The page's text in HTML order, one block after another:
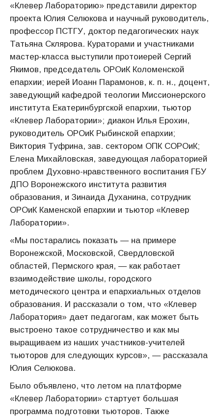
«Клевер Лабораторию» представили директор
проекта Юлия Селюкова и научный руководитель,
профессор ПСТГУ, доктор педагогических наук
Татьяна Склярова. Кураторами и участниками
мастер-класса выступили протоиерей Сергий
Якимов, председатель ОРОиК Коломенской
епархии; иерей Иоанн Парамонов, к. п. н., доцент,
заведующий кафедрой теологии Миссионерского
института Екатеринбургской епархии, тьютор
«Клевер Лаборатории»; диакон Илья Ерохин,
руководитель ОРОиК Рыбинской епархии;
Виктория Туфрина, зав. сектором ОПК СОРОиК;
Елена Михайловская, заведующая лабораторией
проблем Духовно-нравственного воспитания ГБУ
ДПО Воронежского института развития
образования, и Зинаида Духанина, сотрудник
ОРОиК Каменской епархии и тьютор «Клевер
Лаборатории».
«Мы постарались показать — на примере
Воронежской, Московской, Свердловской
областей, Пермского края, — как работает
взаимодействие школы, городского
методического центра и епархиальных отделов
образования. И рассказали о том, что «Клевер
Лаборатория» дает педагогам, как может быть
выстроено такое сотрудничество и как мы
выращиваем из наших участников-учителей
тьюторов для следующих курсов», — рассказала
Юлия Селюкова.
Было объявлено, что летом на платформе
«Клевер Лаборатории» стартует большая
программа подготовки тьюторов. Также